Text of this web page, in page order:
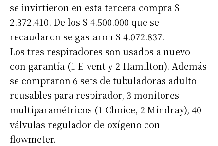
se invirtieron en esta tercera compra $
2.372.410. De los $ 4.500.000 que se
recaudaron se gastaron $ 4.072.837.
Los tres respiradores son usados a nuevo
con garantía (1 E-vent y 2 Hamilton). Además
se compraron 6 sets de tubuladoras adulto
reusables para respirador, 3 monitores
multiparamétricos (1 Choice, 2 Mindray), 40
válvulas regulador de oxígeno con
flowmeter.